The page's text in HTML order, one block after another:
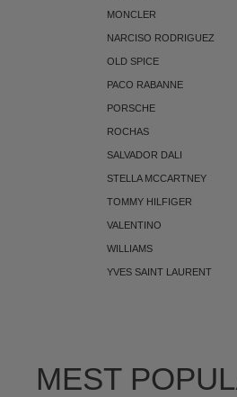
MONCLER
NARCISO RODRIGUEZ
OLD SPICE
PACO RABANNE
PORSCHE
ROCHAS
SALVADOR DALI
STELLA MCCARTNEY
TOMMY HILFIGER
VALENTINO
WILLIAMS
YVES SAINT LAURENT
MEST